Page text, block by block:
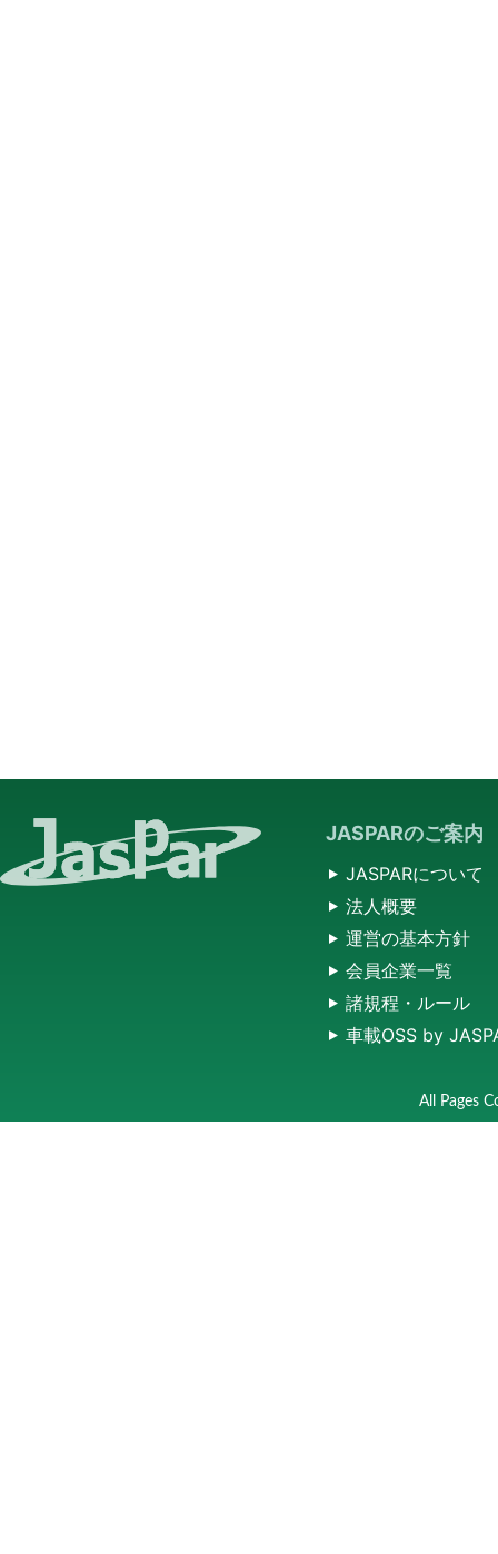
JASPARのご案内
JASPARについて
法人概要
運営の基本方針
会員企業一覧
諸規程・ルール
車載OSS by
All Pages